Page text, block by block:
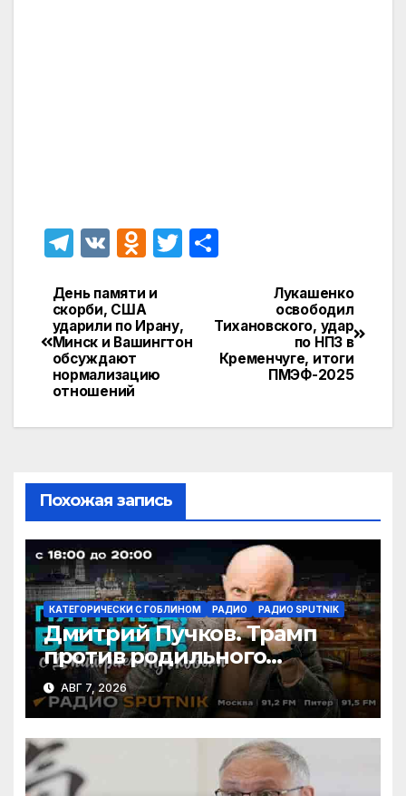
T
e
gr
a
m
V
O
n
o
kl
a
ni
ki
T
er
р
а
Навигация
по
записям
Лукашенко
освободил
Тихановского, удар
по НПЗ в
Кременчуге, итоги
ПМЭФ-2025
День памяти и
скорби, США
ударили по Ирану,
Минск и Вашингтон
обсуждают
нормализацию
отношений
Похожая запись
КАТЕГОРИЧЕСКИ С ГОБЛИНОМ РАДИО РАДИО SPUTNIK
Дмитрий Пучков. Трамп
против родильного
туризма, безработица из-за
ИИ
АВГ 7, 2026